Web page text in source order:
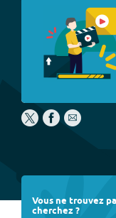
Vous ne trouvez
cherchez ?